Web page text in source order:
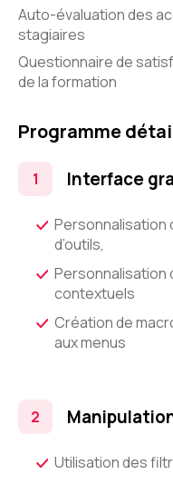
Auto-évaluation des
stagiaires
Questionnaire de
de la formation
Programme
Interface
Personnalisation
d’outils,
Personnalisation
contextuels
Création de
aux menus
Utilisation des